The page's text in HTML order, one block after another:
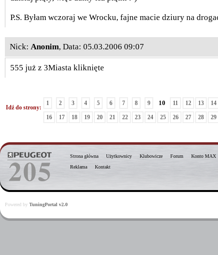
P.S. Byłam wczoraj we Wrocku, fajne macie dziury na
Nick: Anonim, Data: 05.03.2006 09:07
555 już z 3Miasta kliknięte
Idź do strony:
1 2 3 4 5 6 7 8 9 10 11 12 13 14
16 17 18 19 20 21 22 23 24 25 26 27 28 29
Strona główna Użytkownicy Klubowicze Forum
Konto MAX
Reklama
Kontakt
Powered by TuningPortal v2.0